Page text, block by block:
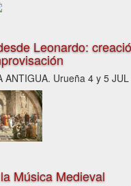
Leonardo:
ANTIGUA. Urueña 4 y 5
Música Medieval